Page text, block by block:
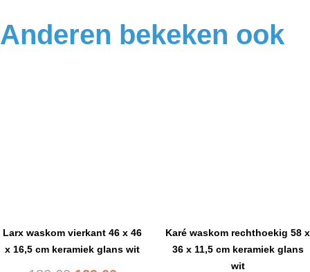
Anderen bekeken ook
Larx waskom vierkant 46 x 46
x 16,5 cm keramiek glans wit
Karé waskom rechthoekig 58 x
36 x 11,5 cm keramiek glans
wit